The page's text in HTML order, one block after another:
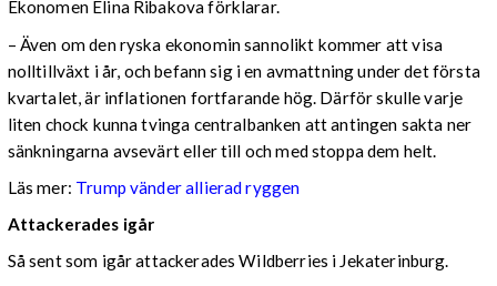
Ekonomen Elina Ribakova förklarar.
– Även om den ryska ekonomin sannolikt kommer att visa
nolltillväxt i år, och befann sig i en avmattning under det första
kvartalet, är inflationen fortfarande hög. Därför skulle varje
liten chock kunna tvinga centralbanken att antingen sakta ner
sänkningarna avsevärt eller till och med stoppa dem helt.
Läs mer: Trump vänder allierad ryggen
Attackerades igår
Så sent som igår attackerades Wildberries i Jekaterinburg.